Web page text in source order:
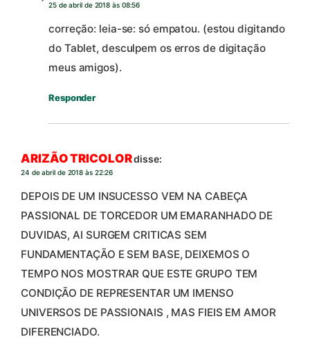
25 de abril de 2018 às 08:56
correção: leia-se: só empatou. (estou digitando
do Tablet, desculpem os erros de digitação
meus amigos).
Responder
ARIZÃO TRICOLORdisse:
24 de abril de 2018 às 22:26
DEPOIS DE UM INSUCESSO VEM NA CABEÇA
PASSIONAL DE TORCEDOR UM EMARANHADO DE
DUVIDAS, AI SURGEM CRITICAS SEM
FUNDAMENTAÇÃO E SEM BASE, DEIXEMOS O
TEMPO NOS MOSTRAR QUE ESTE GRUPO TEM
CONDIÇÃO DE REPRESENTAR UM IMENSO
UNIVERSOS DE PASSIONAIS , MAS FIEIS EM AMOR
DIFERENCIADO.